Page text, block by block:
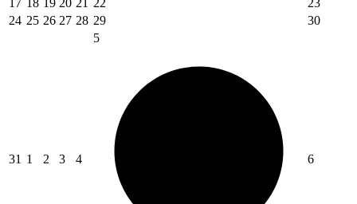
17 18 19 20 21 22
23
24 25 26 27 28 29 30
31 1 2 3 4
5
6